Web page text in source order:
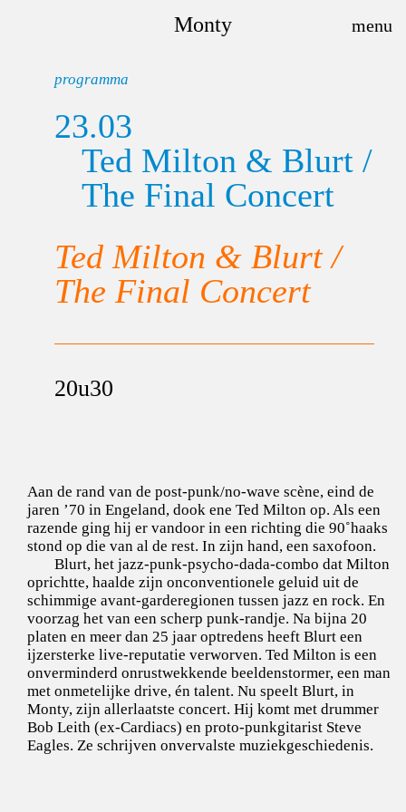
Monty
programma
23.03
Ted Milton & Blurt /
The Final Concert
Ted Milton & Blurt /
The Final Concert
20u30
Aan de rand van de post-punk/no-wave scène, eind de
jaren ’70 in Engeland, dook ene Ted Milton op. Als een
razende ging hij er vandoor in een richting die 90˚haaks
stond op die van al de rest. In zijn hand, een saxofoon.
Blurt, het jazz-punk-psycho-dada-combo dat Milton
oprichtte, haalde zijn onconventionele geluid uit de
schimmige avant-garderegionen tussen jazz en rock. En
voorzag het van een scherp punk-randje. Na bijna 20
platen en meer dan 25 jaar optredens heeft Blurt een
ijzersterke live-reputatie verworven. Ted Milton is een
onverminderd onrustwekkende beeldenstormer, een man
met onmetelijke drive, én talent. Nu speelt Blurt, in
Monty, zijn allerlaatste concert. Hij komt met drummer
Bob Leith (ex-Cardiacs) en proto-punkgitarist Steve
Eagles. Ze schrijven onvervalste muziekgeschiedenis.